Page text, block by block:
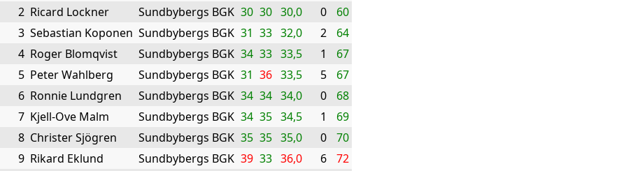
2 Ricard Lockner Sundbybergs BGK 30 30 30,0 0
60
3 Sebastian Koponen Sundbybergs BGK 31 33 32,0 2
64
4 Roger Blomqvist Sundbybergs BGK 34 33 33,5 1
67
5 Peter Wahlberg Sundbybergs BGK 31 36 33,5 5
67
6 Ronnie Lundgren Sundbybergs BGK 34 34 34,0 0
68
7 Kjell-Ove Malm Sundbybergs BGK 34 35 34,5 1
69
8 Christer Sjögren Sundbybergs BGK 35 35 35,0 0
70
9 Rikard Eklund Sundbybergs BGK 39 33 36,0 6
72